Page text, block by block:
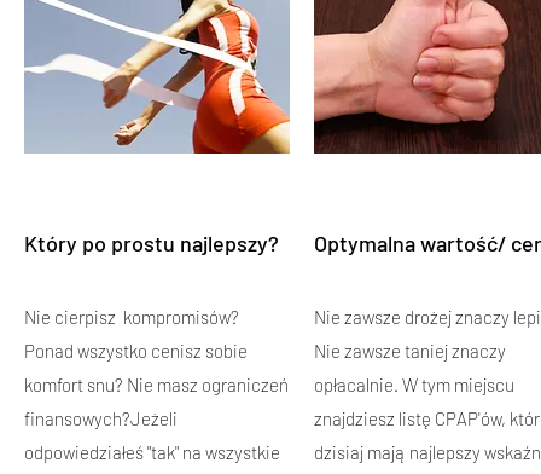
Który po prostu najlepszy?
Nie cierpisz kompromisów?
Ponad wszystko cenisz sobie
komfort snu? Nie masz ograniczeń
finansowych?Jeżeli
odpowiedziałeś "tak" na wszystkie
Optymalna wartość/
Nie zawsze drożej znaczy
Nie zawsze taniej znaczy
opłacalnie. W tym miejscu
znajdziesz listę CPAP'ów,
dzisiaj mają najlepszy